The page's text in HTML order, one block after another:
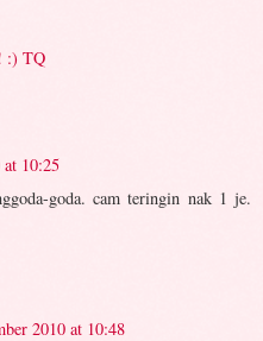
:) TQ
at 10:25
goda. cam teringin nak 1 je.
2010 at 10:48